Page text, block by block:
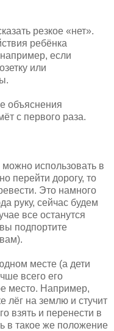
резкое «нет».
ребёнка
если
или
объяснения
с первого раза.
использовать в
перейти дорогу, то
Это намного
руку, сейчас будем
все останутся
подпортите
месте (а дети
всего его
место. Например,
лёг на землю и стучит
взять и перенести в
в такое же положение